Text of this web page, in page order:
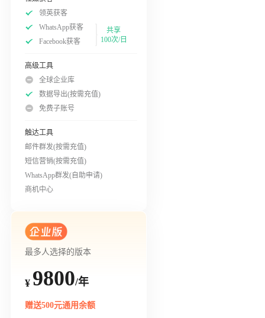
领英获客
WhatsApp获客
Facebook获客
共享
100次/日
高级工具
全球企业库
数据导出(按需充值)
免费子账号
触达工具
邮件群发(按需充值)
短信营销(按需充值)
WhatsApp群发(自助申请)
商机中心
最多人选择的版本
¥ 9800/年
赠送500元通用余额